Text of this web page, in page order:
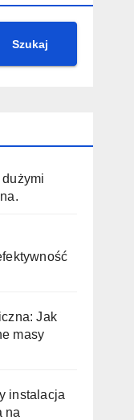
Szukaj
Jak
masy
instalacja
na